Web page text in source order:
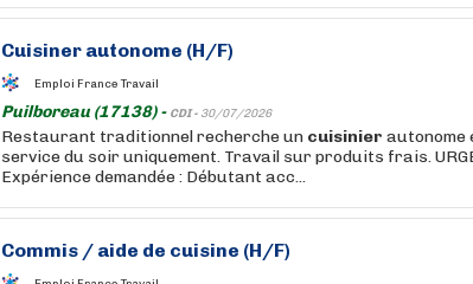
Cuisiner autonome (H/F)
Emploi France Travail
Puilboreau (17138) - CDI - 30/07/2026
Restaurant traditionnel recherche un cuisinier autonome
service du soir uniquement. Travail sur produits frais.
Expérience demandée : Débutant acc...
Commis / aide de cuisine (H/F)